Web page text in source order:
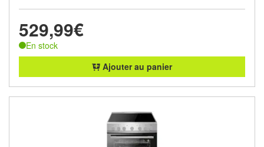
529,99€
En stock
Ajouter au panier